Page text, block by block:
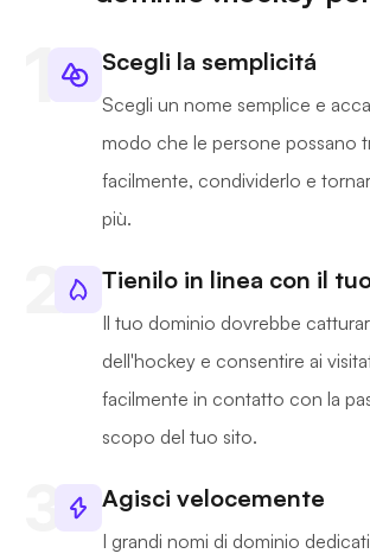
Scegli la semplicitá
Scegli un nome semplice e
modo che le persone possano
facilmente, condividerlo e
più.
Tienilo in linea con il
Il tuo dominio dovrebbe
dell'hockey e consentire ai
facilmente in contatto con la
scopo del tuo sito.
Agisci velocemente
I grandi nomi di dominio